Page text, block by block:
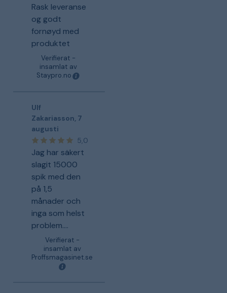
Rask leveranse
og godt
fornøyd med
produktet
Verifierat -
insamlat av
Staypro.no
Ulf
Zakariasson, 7
augusti
5,0
Jag har säkert
slagit 15000
spik med den
på 1,5
månader och
inga som helst
problem....
Verifierat -
insamlat av
Proffsmagasinet.se